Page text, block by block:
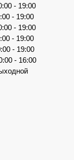
- 19:00
- 19:00
- 19:00
- 19:00
- 19:00
- 16:00